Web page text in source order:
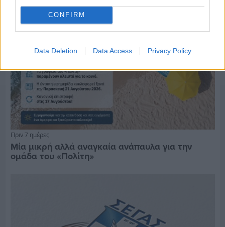
CONFIRM
Data Deletion Data Access Privacy Policy
Πριν 7 ημέρες
Μία μικρή αλλά αναγκαία ανάπαυλα για την
ομάδα του «Πολίτη»